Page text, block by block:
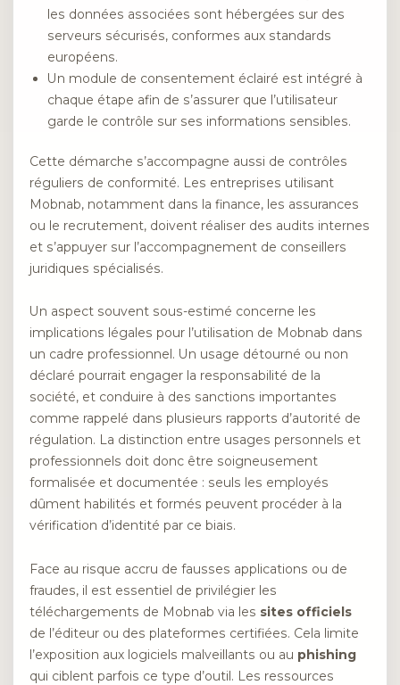
les données associées sont hébergées sur des
serveurs sécurisés, conformes aux standards
européens.
Un module de consentement éclairé est intégré à
chaque étape afin de s’assurer que l’utilisateur
garde le contrôle sur ses informations sensibles.
Cette démarche s’accompagne aussi de contrôles
réguliers de conformité. Les entreprises utilisant
Mobnab, notamment dans la finance, les assurances
ou le recrutement, doivent réaliser des audits internes
et s’appuyer sur l’accompagnement de conseillers
juridiques spécialisés.
Un aspect souvent sous-estimé concerne les
implications légales pour l’utilisation de Mobnab dans
un cadre professionnel. Un usage détourné ou non
déclaré pourrait engager la responsabilité de la
société, et conduire à des sanctions importantes
comme rappelé dans plusieurs rapports d’autorité de
régulation. La distinction entre usages personnels et
professionnels doit donc être soigneusement
formalisée et documentée : seuls les employés
dûment habilités et formés peuvent procéder à la
vérification d’identité par ce biais.
Face au risque accru de fausses applications ou de
fraudes, il est essentiel de privilégier les
téléchargements de Mobnab via les sites officiels
de l’éditeur ou des plateformes certifiées. Cela limite
l’exposition aux logiciels malveillants ou au phishing
qui ciblent parfois ce type d’outil. Les ressources